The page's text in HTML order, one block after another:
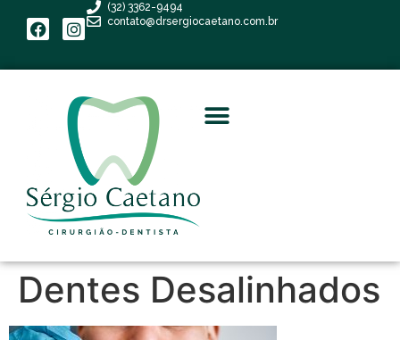
(32) 3362-9494
contato@drsergiocaetano.com.br
Dentes Desalinhados